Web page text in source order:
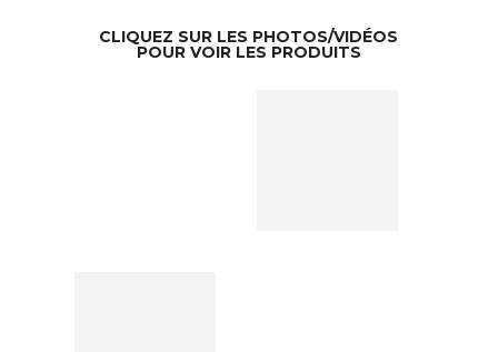
CLIQUEZ SUR LES PHOTOS/VIDÉOS
POUR VOIR LES PRODUITS